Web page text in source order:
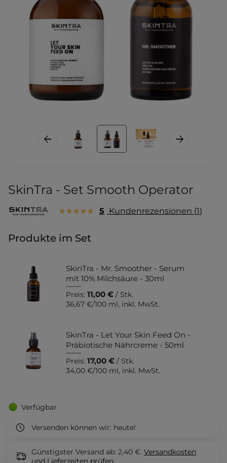
SkinTra - Set Smooth Operator
5 Kundenrezensionen 1
Produkte im Set
SkinTra - Mr. Smoother - Serum
mit 10% Milchsäure - 30ml
Preis: 11,00 € / Stk.
36,67 €/100 ml, inkl. MwSt.
SkinTra - Let Your Skin Feed On -
Präbiotische Nährcreme - 50ml
Preis: 17,00 € / Stk.
34,00 €/100 ml, inkl. MwSt.
Verfügbar
Versenden können wir: heute!
Günstigster Versand ab: 2,40 €. Versandkosten